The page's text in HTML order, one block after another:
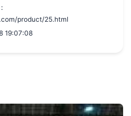
product/25.html
19:07:08